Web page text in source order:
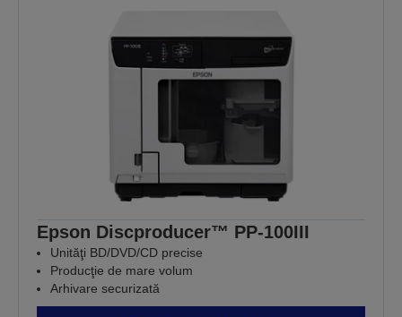
Epson Discproducer™ PP-100III
Unităţi BD/DVD/CD precise
Producţie de mare volum
Arhivare securizată